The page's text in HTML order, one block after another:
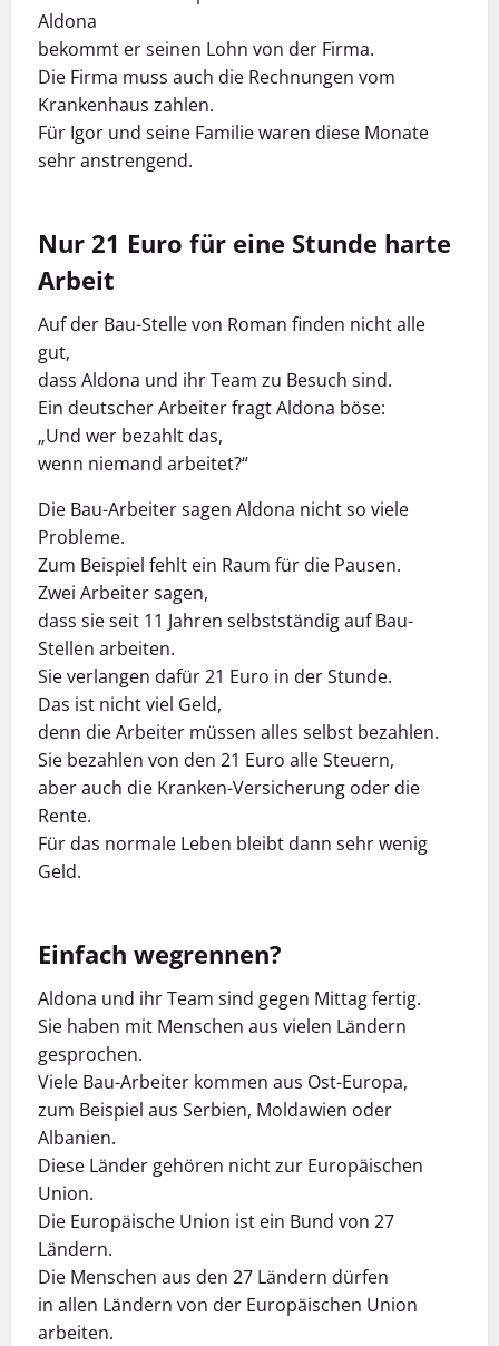
Aldona
bekommt er seinen Lohn von der Firma.
Die Firma muss auch die Rechnungen vom
Krankenhaus zahlen.
Für Igor und seine Familie waren diese Monate
sehr anstrengend.
Nur 21 Euro für eine Stunde harte
Arbeit
Auf der Bau-Stelle von Roman finden nicht alle
gut,
dass Aldona und ihr Team zu Besuch sind.
Ein deutscher Arbeiter fragt Aldona böse:
„Und wer bezahlt das,
wenn niemand arbeitet?“
Die Bau-Arbeiter sagen Aldona nicht so viele
Probleme.
Zum Beispiel fehlt ein Raum für die Pausen.
Zwei Arbeiter sagen,
dass sie seit 11 Jahren selbstständig auf Bau-
Stellen arbeiten.
Sie verlangen dafür 21 Euro in der Stunde.
Das ist nicht viel Geld,
denn die Arbeiter müssen alles selbst bezahlen.
Sie bezahlen von den 21 Euro alle Steuern,
aber auch die Kranken-Versicherung oder die
Rente.
Für das normale Leben bleibt dann sehr wenig
Geld.
Einfach wegrennen?
Aldona und ihr Team sind gegen Mittag fertig.
Sie haben mit Menschen aus vielen Ländern
gesprochen.
Viele Bau-Arbeiter kommen aus Ost-Europa,
zum Beispiel aus Serbien, Moldawien oder
Albanien.
Diese Länder gehören nicht zur Europäischen
Union.
Die Europäische Union ist ein Bund von 27
Ländern.
Die Menschen aus den 27 Ländern dürfen
in allen Ländern von der Europäischen Union
arbeiten.